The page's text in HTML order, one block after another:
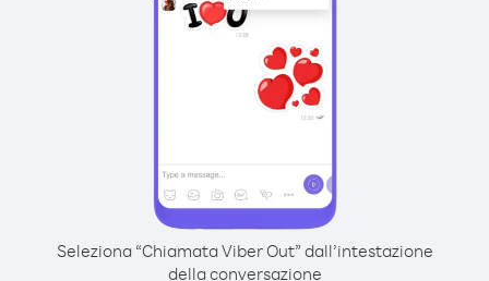
Seleziona “Chiamata Viber Out” dall’intestazione
della conversazione